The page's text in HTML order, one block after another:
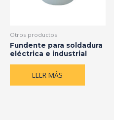
Otros productos
Fundente para soldadura
eléctrica e industrial
LEER MÁS